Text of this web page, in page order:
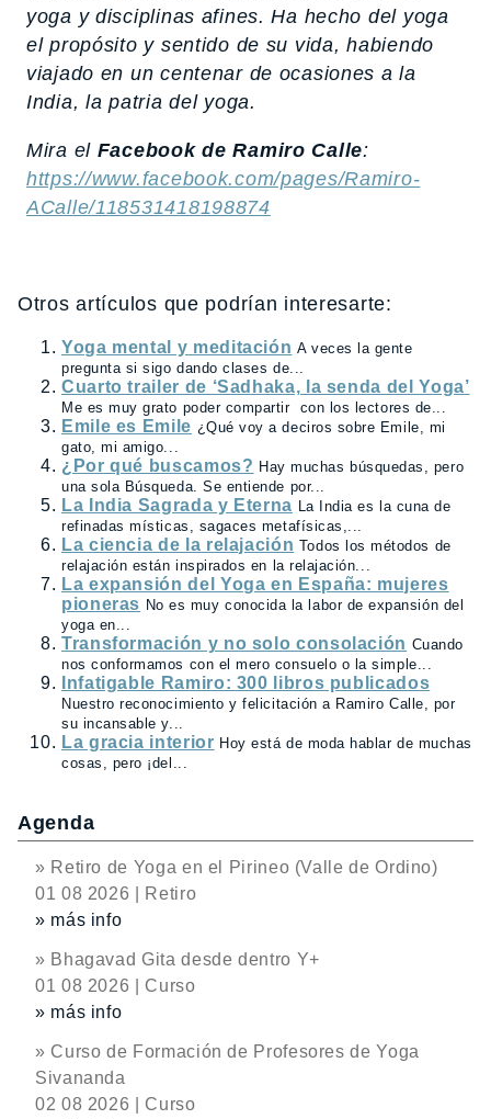
yoga y disciplinas afines. Ha hecho del yoga
el propósito y sentido de su vida, habiendo
viajado en un centenar de ocasiones a la
India, la patria del yoga.
Mira el Facebook de Ramiro Calle:
https://www.facebook.com/pages/Ramiro-
ACalle/118531418198874
Otros artículos que podrían interesarte:
Yoga mental y meditación A veces la gente
pregunta si sigo dando clases de...
Cuarto trailer de ‘Sadhaka, la senda del Yoga’
Me es muy grato poder compartir con los lectores de...
Emile es Emile ¿Qué voy a deciros sobre Emile, mi
gato, mi amigo...
¿Por qué buscamos? Hay muchas búsquedas, pero
una sola Búsqueda. Se entiende por...
La India Sagrada y Eterna La India es la cuna de
refinadas místicas, sagaces metafísicas,...
La ciencia de la relajación Todos los métodos de
relajación están inspirados en la relajación...
La expansión del Yoga en España: mujeres
pioneras No es muy conocida la labor de expansión del
yoga en...
Transformación y no solo consolación Cuando
nos conformamos con el mero consuelo o la simple...
Infatigable Ramiro: 300 libros publicados
Nuestro reconocimiento y felicitación a Ramiro Calle, por
su incansable y...
La gracia interior Hoy está de moda hablar de muchas
cosas, pero ¡del...
Agenda
» Retiro de Yoga en el Pirineo (Valle de Ordino)
01 08 2026 | Retiro
» más info
» Bhagavad Gita desde dentro Y+
01 08 2026 | Curso
» más info
» Curso de Formación de Profesores de Yoga
Sivananda
02 08 2026 | Curso